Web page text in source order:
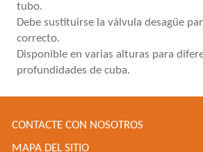
tubo.
Debe sustituirse la válvula desagüe
correcto.
Disponible en varias alturas para
profundidades de cuba.
CONTACTE CON NOSOTROS
MAPA DEL SITIO